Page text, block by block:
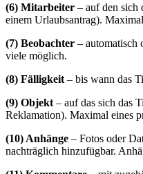
(6) Mitarbeiter – auf den sich
einem Urlaubsantrag).
(7) Beobachter – automatisch
viele möglich.
(8) Fälligkeit – bis wann das
(9) Objekt – auf das sich das
Reklamation). Maximal eines
(10) Anhänge – Fotos oder
nachträglich hinzufügbar.